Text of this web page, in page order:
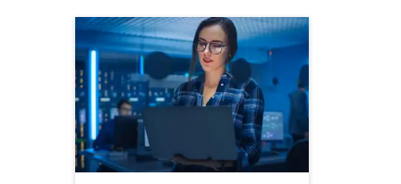
96
CÁLCULO INTEGRAL
LEANDRO AURELIANO DA SILVA
LEONARDO CAMPOS DE ASSIS
Análise e Desenvolvimento
de Sistemas
Detalhes do curso
Ir para Inscrição